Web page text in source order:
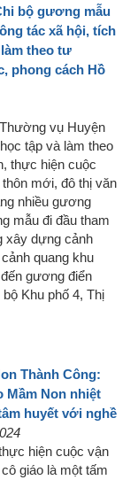
bộ gương mẫu
tác xã hội, tích
theo tư
phong cách Hồ
vụ Huyện
tập và làm theo
thực hiện cuộc
mới, đô thị văn
nhiều gương
mẫu đi đầu tham
xây dựng cảnh
quang khu
gương điển
Khu phố 4, Thị
Thành Công:
Mầm Non nhiệt
huyết với nghề
hiện cuộc vận
giáo là một tấm